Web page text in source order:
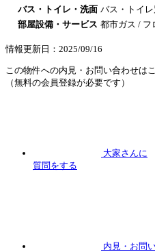
バス・トイレ・洗面 バス・トイ
部屋設備・サービス 都市ガス / フ
情報更新日：2025/09/16
この物件への内見・お問い合わせは
（無料の会員登録が必要です）
大家さんに
質問をする
内見 ・お問